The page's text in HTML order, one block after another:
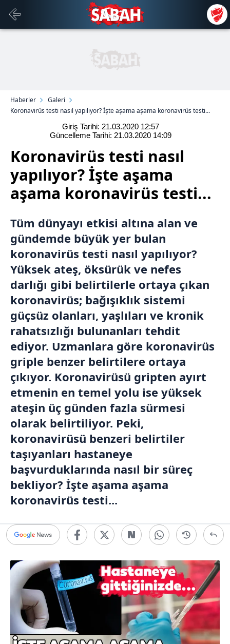
Haberler
Galeri
Koronavirüs testi nasıl yapılıyor? İşte aşama aşama koronavirüs testi...
Giriş Tarihi: 21.03.2020 12:57
Güncelleme Tarihi: 21.03.2020 14:09
Koronavirüs testi nasıl
yapılıyor? İşte aşama
aşama koronavirüs testi...
Tüm dünyayı etkisi altına alan ve
gündemde büyük yer bulan
koronavirüs testi nasıl yapılıyor?
Yüksek ateş, öksürük ve nefes
darlığı gibi belirtilerle ortaya çıkan
koronavirüs; bağışıklık sistemi
güçsüz olanları, yaşlıları ve kronik
rahatsızlığı bulunanları tehdit
ediyor. Uzmanlara göre koronavirüs
griple benzer belirtilere ortaya
çıkıyor. Koronavirüsü gripten ayırt
etmenin en temel yolu ise yüksek
ateşin üç günden fazla sürmesi
olarak belirtiliyor. Peki,
koronavirüsü benzeri belirtiler
taşıyanları hastaneye
başvurduklarında nasıl bir süreç
bekliyor? İşte aşama aşama
koronavirüs testi...